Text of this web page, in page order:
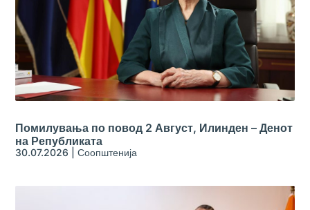
Помилувања по повод 2 Август, Илинден – Денот
на Републиката
30.07.2026 |Соопштенија